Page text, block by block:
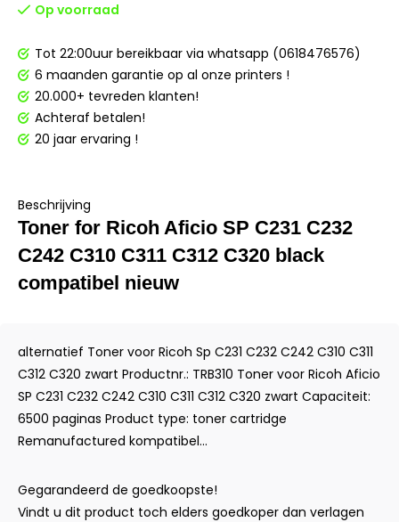
Op voorraad
Tot 22:00uur bereikbaar via whatsapp (0618476576)
6 maanden garantie op al onze printers !
20.000+ tevreden klanten!
Achteraf betalen!
20 jaar ervaring !
Beschrijving
Toner for Ricoh Aficio SP C231 C232
C242 C310 C311 C312 C320 black
compatibel nieuw
alternatief Toner voor Ricoh Sp C231 C232 C242 C310 C311
C312 C320 zwart Productnr.: TRB310 Toner voor Ricoh Aficio
SP C231 C232 C242 C310 C311 C312 C320 zwart Capaciteit:
6500 paginas Product type: toner cartridge
Remanufactured kompatibel...
Gegarandeerd de goedkoopste!
Vindt u dit product toch elders goedkoper dan verlagen